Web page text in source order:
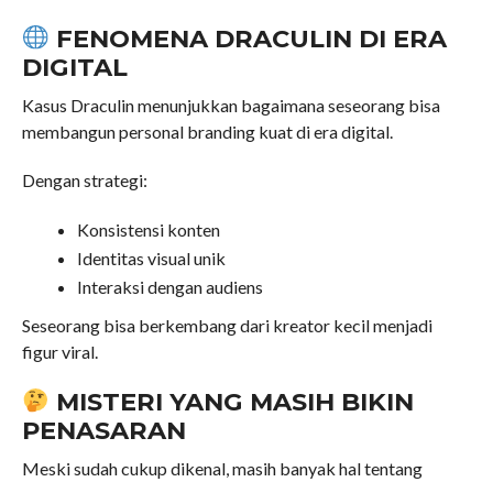
FENOMENA DRACULIN DI ERA
DIGITAL
Kasus Draculin menunjukkan bagaimana seseorang bisa
membangun personal branding kuat di era digital.
Dengan strategi:
Konsistensi konten
Identitas visual unik
Interaksi dengan audiens
Seseorang bisa berkembang dari kreator kecil menjadi
figur viral.
MISTERI YANG MASIH BIKIN
PENASARAN
Meski sudah cukup dikenal, masih banyak hal tentang